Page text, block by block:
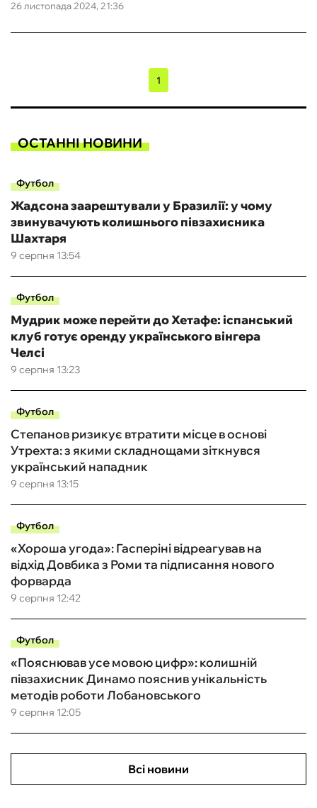
26 листопада 2024, 21:36
1
ОСТАННІ НОВИНИ
Футбол
9 серпня 13:54
Жадсона заарештували у Бразилії: у чому
звинувачують колишнього півзахисника
Шахтаря
Футбол
9 серпня 13:23
Мудрик може перейти до Хетафе: іспанський
клуб готує оренду українського вінгера
Челсі
Футбол
9 серпня 13:15
Степанов ризикує втратити місце в основі
Утрехта: з якими складнощами зіткнувся
український нападник
Футбол
9 серпня 12:42
«Хороша угода»: Гасперіні відреагував на
відхід Довбика з Роми та підписання нового
форварда
Футбол
9 серпня 12:05
«Пояснював усе мовою цифр»: колишній
півзахисник Динамо пояснив унікальність
методів роботи Лобановського
Всі новини